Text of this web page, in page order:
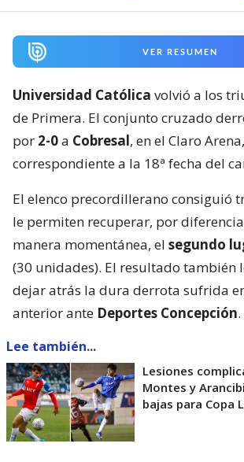
VER RESUMEN
Universidad Católica volvió a los
de Primera. El conjunto cruzado
por 2-0a Cobresal, en el Claro
correspondiente a la 18ª fecha del
El elenco precordillerano consiguió
le permiten recuperar, por
manera momentánea, el segundo
(30 unidades). El resultado también
dejar atrás la dura derrota sufrida
anterior ante Deportes Concepción.
Lee también...
Lesiones
Montes y
bajas para Copa